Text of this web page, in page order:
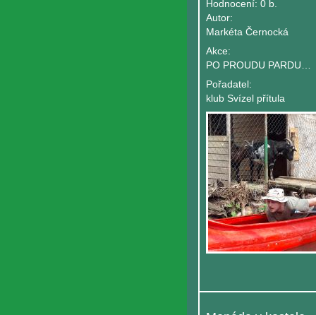
Hodnocení: 0 b.
Autor:
Markéta Černocká
Akce:
PO PROUDU PARDUBICKÝCH ŘEK
Pořadatel:
klub Svízel přítula